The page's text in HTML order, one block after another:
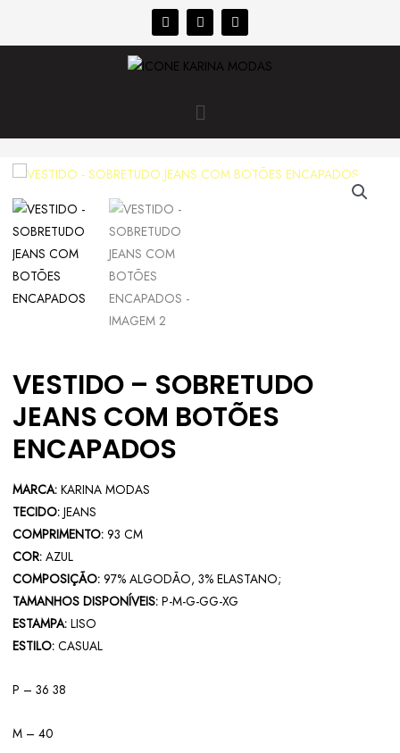
VESTIDO – SOBRETUDO
JEANS COM BOTÕES
ENCAPADOS
MARCA:KARINA MODAS
TECIDO:JEANS
COMPRIMENTO:93 CM
COR:AZUL
COMPOSIÇÃO:97% ALGODÃO, 3% ELASTANO;
TAMANHOS DISPONÍVEIS:P-M-G-GG-XG
ESTAMPA:LISO
ESTILO:CASUAL
P – 36 38
M – 40